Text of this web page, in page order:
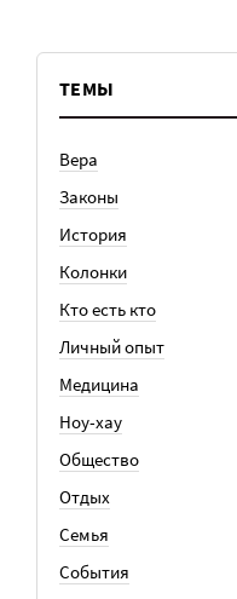
ТЕМЫ
Вера
Законы
История
Колонки
Кто есть кто
Личный опыт
Медицина
Ноу-хау
Общество
Отдых
Семья
События